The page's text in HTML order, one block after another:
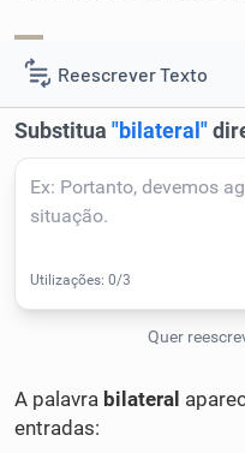
Reescrever Texto
Resumir Texto
Corrigir Texto
Detector de IA
Humanizador de IA
A palavra bilateral
entradas: